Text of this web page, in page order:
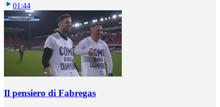
01:44
Il pensiero di Fabregas